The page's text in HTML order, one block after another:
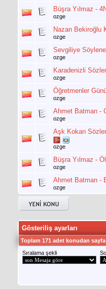
Büşra Yılmaz -
ozge
Nazan Bekiroğlu
ozge
Sevgiliye
ozge
Karadenizli
ozge
Öğretmenler
ozge
Ahmet Batman -
ozge
Aşk Kokan
ozge
Büşra Yılmaz -
ozge
Ahmet Batman -
ozge
Gösteriliş ayarları
Toplam 171 adet konudan
Sıralama şekli